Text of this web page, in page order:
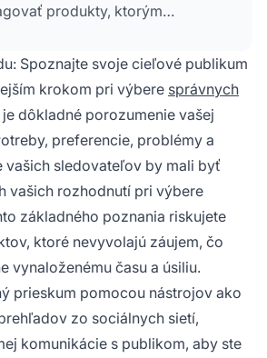
produkty, ktorým
dôveryhodnosť u vašej
Spoznajte svoje cieľové publikum
krokom pri výbere správnych
dôkladné porozumenie vašej
preferencie, problémy a
vašich sledovateľov by mali byť
vašich rozhodnutí pri výbere
základného poznania riskujete
ktoré nevyvolajú záujem, čo
vynaloženému času a úsiliu.
prieskum pomocou nástrojov ako
zo sociálnych sietí,
komunikácie s publikom, aby ste